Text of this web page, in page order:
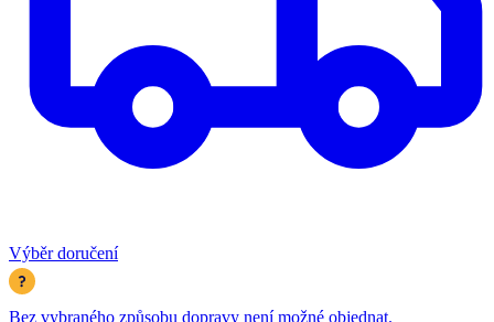
Výběr doručení
Bez vybraného způsobu dopravy není možné objednat.